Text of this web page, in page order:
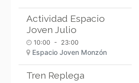
Actividad Espacio
Joven Julio
10:00 - 23:00
Espacio Joven Monzón
Tren Replega